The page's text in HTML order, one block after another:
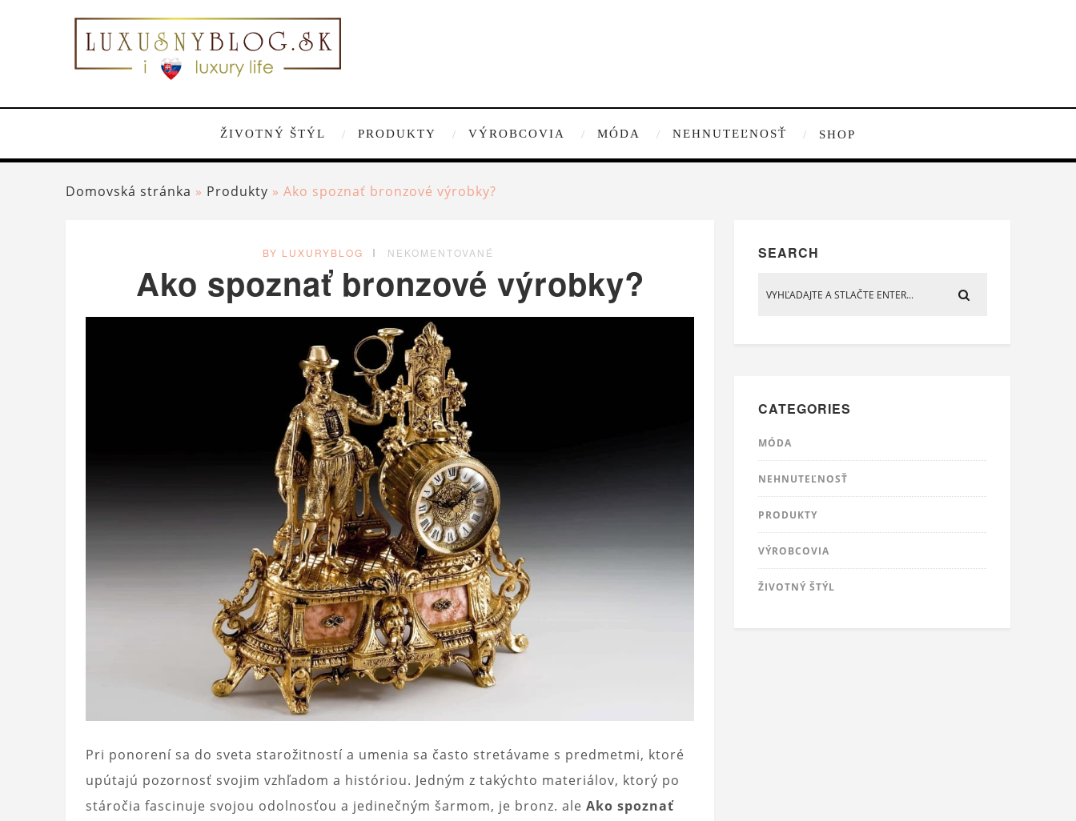
ŽIVOTNÝ ŠTÝL PRODUKTY VÝROBCOVIA MÓDA NEHNUTEĽNOSŤ SHOP
Domovská stránka » Produkty » Ako spoznať bronzové výrobky?
BY LUXURYBLOG NEKOMENTOVANÉ
Ako spoznať bronzové výrobky?
Pri ponorení sa do sveta starožitností a umenia sa často stretávame s predmetmi, ktoré
upútajú pozornosť svojim vzhľadom a históriou. Jedným z takýchto materiálov, ktorý po
stáročia fascinuje svojou odolnosťou a jedinečným šarmom, je bronz. ale Ako spoznať
SEARCH
CATEGORIES
MÓDA
NEHNUTEĽNOSŤ
PRODUKTY
VÝROBCOVIA
ŽIVOTNÝ ŠTÝL